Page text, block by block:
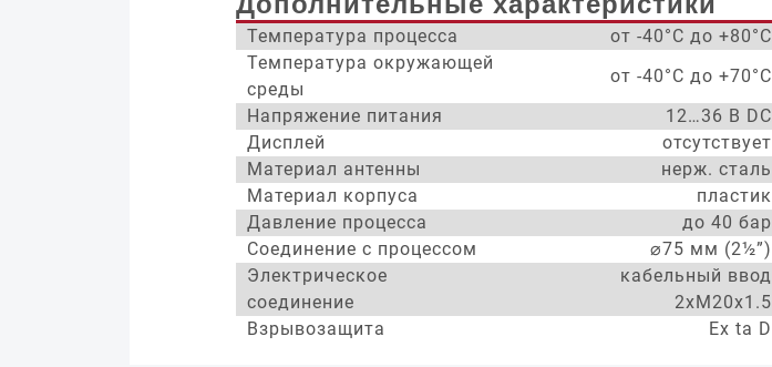
Температура процесса
от -40°С до +80°С
Температура окружающей
среды
от -40°С до +70°С
Напряжение питания
12…36 В DC
Дисплей
отсутствует
Материал антенны
нерж. сталь
Материал корпуса
пластик
Давление процесса
до 40 бар
Соединение с процессом
⌀75 мм (2½”)
Электрическое
соединение
кабельный ввод
2xM20x1.5
Взрывозащита
Ex ta D